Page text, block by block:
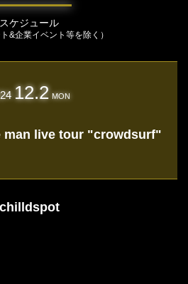
スケジュール
ト&企業イベント等を除く）
12.2 MON
man live tour "crowdsurf"
chilldspot